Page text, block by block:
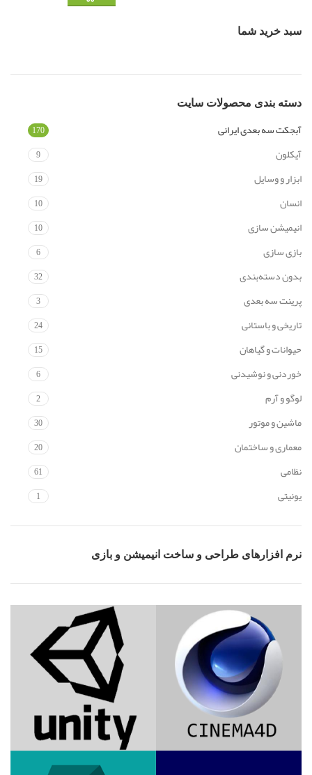
سبد خرید شما
دسته‌ بندی محصولات سایت
آبجکت سه بعدی ایرانی 170
آیکلون 9
ابزار و وسایل 19
انسان 10
انیمیشن سازی 10
بازی سازی 6
بدون دسته‌بندی 32
پرینت سه بعدی 3
تاریخی و باستانی 24
حیوانات و گیاهان 15
خوردنی و نوشیدنی 6
لوگو و آرم 2
ماشین و موتور 30
معماری و ساختمان 20
نظامی 61
یونیتی 1
نرم افزارهای طراحی و ساخت انیمیشن و بازی